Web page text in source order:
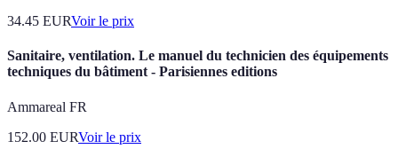
34.45 EURVoir le prix
Sanitaire, ventilation. Le manuel du technicien des équipements
techniques du bâtiment - Parisiennes editions
Ammareal FR
152.00 EURVoir le prix